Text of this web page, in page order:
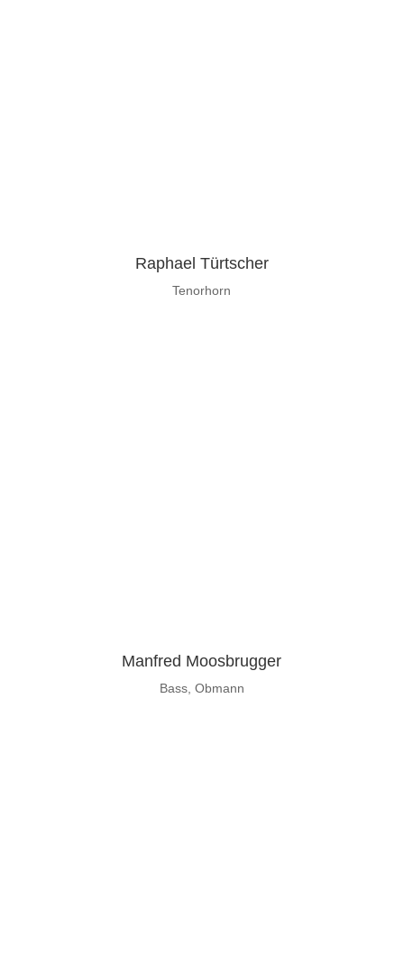
Raphael Türtscher
Tenorhorn
Manfred Moosbrugger
Bass, Obmann